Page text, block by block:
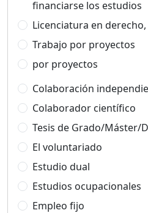
financiarse los estudios
Licenciatura en
Trabajo por proyectos
por proyectos
Colaboración
Colaborador científico
Tesis de Grado/Máster/
El voluntariado
Estudio dual
Estudios ocupacionales
Empleo fijo